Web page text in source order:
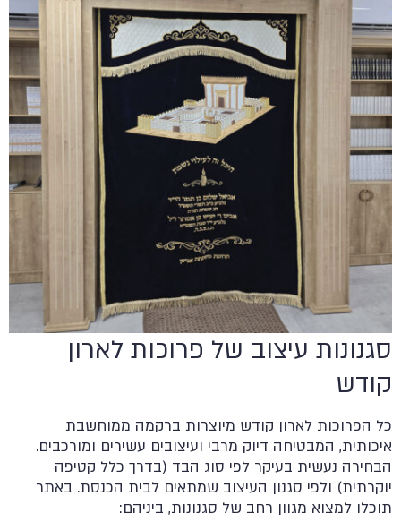
סגנונות עיצוב של פרוכות לארון
קודש
כל הפרוכות לארון קודש מיוצרות ברקמה ממוחשבת
איכותית, המבטיחה דיוק מרבי ועיצובים עשירים ומורכבים.
הבחירה נעשית בעיקר לפי סוג הבד (בדרך כלל קטיפה
יוקרתית) ולפי סגנון העיצוב שמתאים לבית הכנסת. באתר
תוכלו למצוא מגוון רחב של סגנונות, ביניהם: